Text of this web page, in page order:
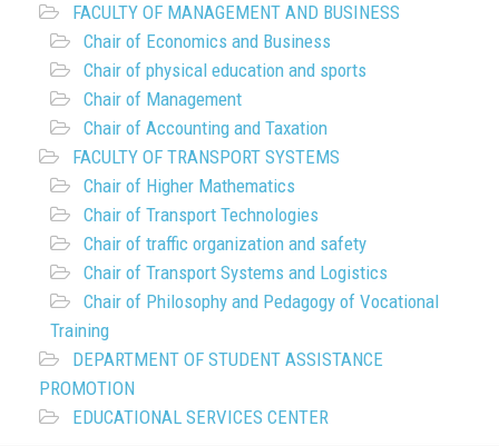
FACULTY OF MANAGEMENT AND BUSINESS
Chair of Economics and Business
Chair of physical education and sports
Chair of Management
Chair of Accounting and Taxation
FACULTY OF TRANSPORT SYSTEMS
Chair of Higher Mathematics
Chair of Transport Technologies
Chair of traffic organization and safety
Chair of Transport Systems and Logistics
Chair of Philosophy and Pedagogy of Vocational
Training
DEPARTMENT OF STUDENT ASSISTANCE
PROMOTION
EDUCATIONAL SERVICES CENTER